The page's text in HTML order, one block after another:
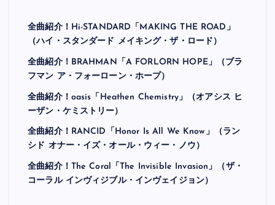
全曲紹介！Hi-STANDARD「MAKING THE ROAD」
（ハイ・スタンダード メイキング・ザ・ロード）
全曲紹介！BRAHMAN「A FORLORN HOPE」（ブラ
フマン ア・フォーローン・ホープ）
全曲紹介！oasis「Heathen Chemistry」（オアシス ヒ
ーザン・ケミストリー）
全曲紹介！RANCID「Honor Is All We Know」（ラン
シド オナー・イズ・オール・ウィー・ノウ）
全曲紹介！The Coral「The Invisible Invasion」（ザ・
コーラル インヴィジブル・インヴェイジョン）